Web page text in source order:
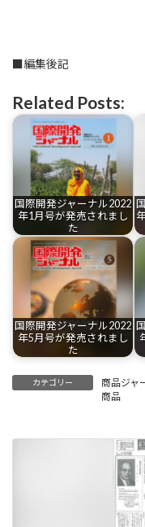
■編集後記
Related Posts:
国際開発ジャーナル2022
年1月号が発売されまし
た
国際開発ジャーナル2022
年5月号が発売されまし
た
カテゴリー 商品ジャ
商品